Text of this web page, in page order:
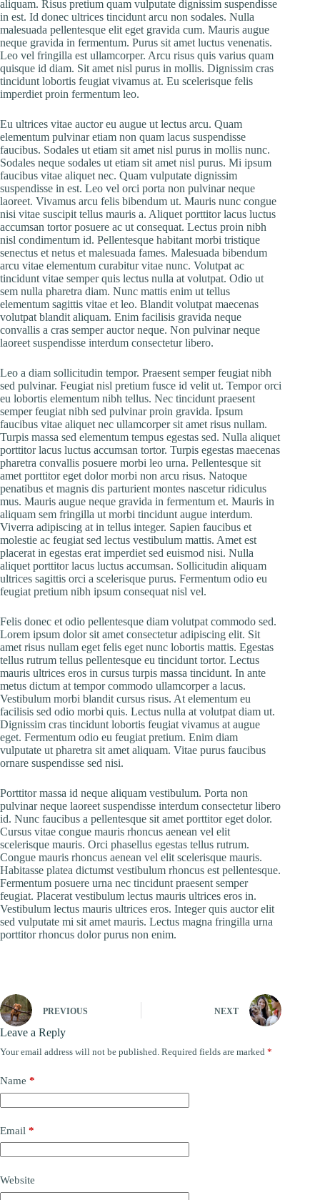
aliquam. Risus pretium quam vulputate dignissim suspendisse
in est. Id donec ultrices tincidunt arcu non sodales. Nulla
malesuada pellentesque elit eget gravida cum. Mauris augue
neque gravida in fermentum. Purus sit amet luctus venenatis.
Leo vel fringilla est ullamcorper. Arcu risus quis varius quam
quisque id diam. Sit amet nisl purus in mollis. Dignissim cras
tincidunt lobortis feugiat vivamus at. Eu scelerisque felis
imperdiet proin fermentum leo.
Eu ultrices vitae auctor eu augue ut lectus arcu. Quam
elementum pulvinar etiam non quam lacus suspendisse
faucibus. Sodales ut etiam sit amet nisl purus in mollis nunc.
Sodales neque sodales ut etiam sit amet nisl purus. Mi ipsum
faucibus vitae aliquet nec. Quam vulputate dignissim
suspendisse in est. Leo vel orci porta non pulvinar neque
laoreet. Vivamus arcu felis bibendum ut. Mauris nunc congue
nisi vitae suscipit tellus mauris a. Aliquet porttitor lacus luctus
accumsan tortor posuere ac ut consequat. Lectus proin nibh
nisl condimentum id. Pellentesque habitant morbi tristique
senectus et netus et malesuada fames. Malesuada bibendum
arcu vitae elementum curabitur vitae nunc. Volutpat ac
tincidunt vitae semper quis lectus nulla at volutpat. Odio ut
sem nulla pharetra diam. Nunc mattis enim ut tellus
elementum sagittis vitae et leo. Blandit volutpat maecenas
volutpat blandit aliquam. Enim facilisis gravida neque
convallis a cras semper auctor neque. Non pulvinar neque
laoreet suspendisse interdum consectetur libero.
Leo a diam sollicitudin tempor. Praesent semper feugiat nibh
sed pulvinar. Feugiat nisl pretium fusce id velit ut. Tempor orci
eu lobortis elementum nibh tellus. Nec tincidunt praesent
semper feugiat nibh sed pulvinar proin gravida. Ipsum
faucibus vitae aliquet nec ullamcorper sit amet risus nullam.
Turpis massa sed elementum tempus egestas sed. Nulla aliquet
porttitor lacus luctus accumsan tortor. Turpis egestas maecenas
pharetra convallis posuere morbi leo urna. Pellentesque sit
amet porttitor eget dolor morbi non arcu risus. Natoque
penatibus et magnis dis parturient montes nascetur ridiculus
mus. Mauris augue neque gravida in fermentum et. Mauris in
aliquam sem fringilla ut morbi tincidunt augue interdum.
Viverra adipiscing at in tellus integer. Sapien faucibus et
molestie ac feugiat sed lectus vestibulum mattis. Amet est
placerat in egestas erat imperdiet sed euismod nisi. Nulla
aliquet porttitor lacus luctus accumsan. Sollicitudin aliquam
ultrices sagittis orci a scelerisque purus. Fermentum odio eu
feugiat pretium nibh ipsum consequat nisl vel.
Felis donec et odio pellentesque diam volutpat commodo sed.
Lorem ipsum dolor sit amet consectetur adipiscing elit. Sit
amet risus nullam eget felis eget nunc lobortis mattis. Egestas
tellus rutrum tellus pellentesque eu tincidunt tortor. Lectus
mauris ultrices eros in cursus turpis massa tincidunt. In ante
metus dictum at tempor commodo ullamcorper a lacus.
Vestibulum morbi blandit cursus risus. At elementum eu
facilisis sed odio morbi quis. Lectus nulla at volutpat diam ut.
Dignissim cras tincidunt lobortis feugiat vivamus at augue
eget. Fermentum odio eu feugiat pretium. Enim diam
vulputate ut pharetra sit amet aliquam. Vitae purus faucibus
ornare suspendisse sed nisi.
Porttitor massa id neque aliquam vestibulum. Porta non
pulvinar neque laoreet suspendisse interdum consectetur libero
id. Nunc faucibus a pellentesque sit amet porttitor eget dolor.
Cursus vitae congue mauris rhoncus aenean vel elit
scelerisque mauris. Orci phasellus egestas tellus rutrum.
Congue mauris rhoncus aenean vel elit scelerisque mauris.
Habitasse platea dictumst vestibulum rhoncus est pellentesque.
Fermentum posuere urna nec tincidunt praesent semper
feugiat. Placerat vestibulum lectus mauris ultrices eros in.
Vestibulum lectus mauris ultrices eros. Integer quis auctor elit
sed vulputate mi sit amet mauris. Lectus magna fringilla urna
porttitor rhoncus dolor purus non enim.
PREVIOUS NEXT
Leave a Reply
Your email address will not be published. Required fields are marked *
Name *
Email *
Website